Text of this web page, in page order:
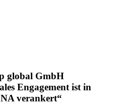
global GmbH
Engagement ist in
verankert“